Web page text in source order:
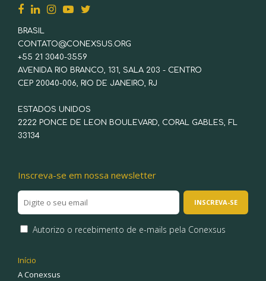
BRASIL
CONTATO@CONEXSUS.ORG
+55 21 3040-3559
AVENIDA RIO BRANCO, 131, SALA 203 - CENTRO
CEP 20040-006, RIO DE JANEIRO, RJ
ESTADOS UNIDOS
2222 PONCE DE LEON BOULEVARD, CORAL GABLES, FL
33134
Inscreva-se em nossa newsletter
Autorizo o recebimento de e-mails pela Conexsus
Início
A Conexsus